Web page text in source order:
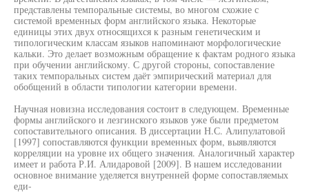
представлены темпоральные системы, во многом схожие с
системой временных форм английского языка. Некоторые
единицы этих двух относящихся к разным генетическим и
типологическим классам языков напоминают морфологические
кальки. Это делает возможным обращение к фактам родного языка
при обучении английскому. С другой стороны, сопоставление
таких темпоральных систем даёт эмпирический материал для
обобщений в области типологии категории времени.
Научная новизна исследования состоит в следующем. Временные
формы английского и лезгинского языков уже были предметом
сопоставительного описания. В диссертации Н.С. Алипулатовой
[1997] сопоставляются функции временных форм, выявляются
корреляции на уровне их общего значения. Аналогичный характер
имеет и работа Р.И. Алидаровой [2009]. В нашем исследовании
основное внимание уделяется внутренней форме сопоставляемых
еди-